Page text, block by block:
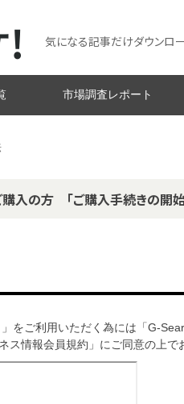
気になる記事だけダウンロー
市場調査レポート
入の方 「ご購入手続きの開始
」をご利用いただく為には「G-
ス情報会員規約」にご同意の上で